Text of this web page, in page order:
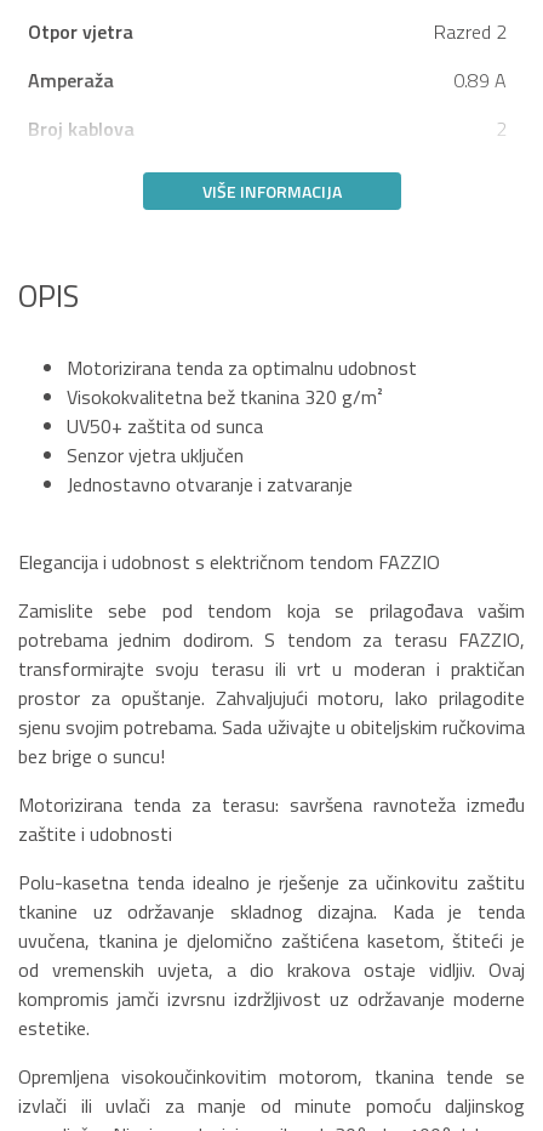
Otpor vjetra
Razred 2
Amperaža
0.89 A
Broj kablova
2
VIŠE INFORMACIJA
OPIS
Motorizirana tenda za optimalnu udobnost
Visokokvalitetna bež tkanina 320 g/m²
UV50+ zaštita od sunca
Senzor vjetra uključen
Jednostavno otvaranje i zatvaranje
Elegancija i udobnost s električnom tendom FAZZIO
Zamislite sebe pod tendom koja se prilagođava vašim
potrebama jednim dodirom. S tendom za terasu FAZZIO,
transformirajte svoju terasu ili vrt u moderan i praktičan
prostor za opuštanje. Zahvaljujući motoru, lako prilagodite
sjenu svojim potrebama. Sada uživajte u obiteljskim ručkovima
bez brige o suncu!
Motorizirana tenda za terasu: savršena ravnoteža između
zaštite i udobnosti
Polu-kasetna tenda idealno je rješenje za učinkovitu zaštitu
tkanine uz održavanje skladnog dizajna. Kada je tenda
uvučena, tkanina je djelomično zaštićena kasetom, štiteći je
od vremenskih uvjeta, a dio krakova ostaje vidljiv. Ovaj
kompromis jamči izvrsnu izdržljivost uz održavanje moderne
estetike.
Opremljena visokoučinkovitim motorom, tkanina tende se
izvlači ili uvlači za manje od minute pomoću daljinskog